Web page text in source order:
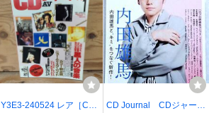
Y3E3-240524 レア［CD
CD Journal CDジャーナ